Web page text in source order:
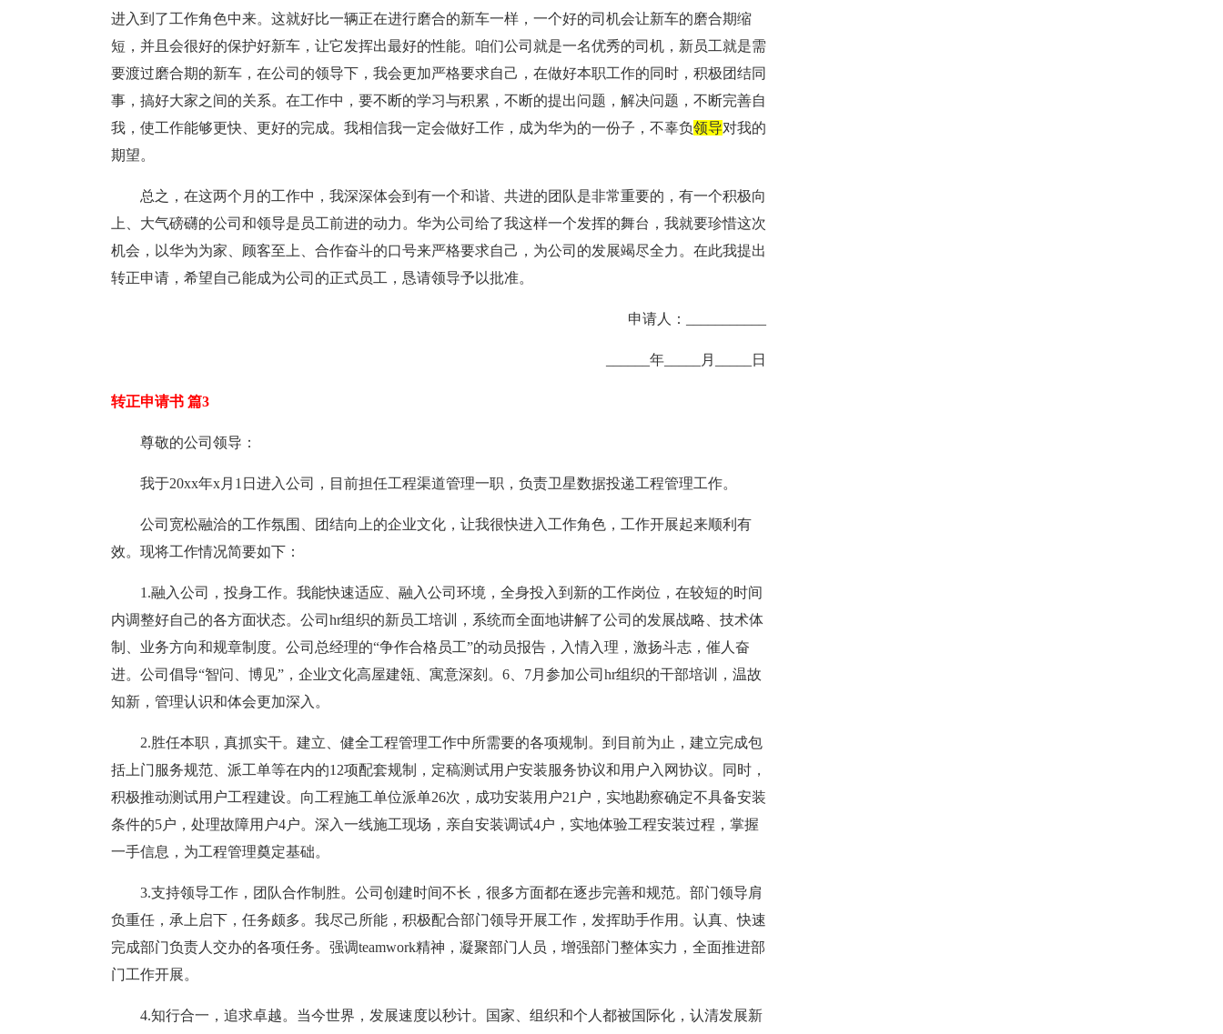
进入到了工作角色中来。这就好比一辆正在进行磨合的新车一样，一个好的司机会让新车的磨合期缩
短，并且会很好的保护好新车，让它发挥出最好的性能。咱们公司就是一名优秀的司机，新员工就是需
要渡过磨合期的新车，在公司的领导下，我会更加严格要求自己，在做好本职工作的同时，积极团结同
事，搞好大家之间的关系。在工作中，要不断的学习与积累，不断的提出问题，解决问题，不断完善自
我，使工作能够更快、更好的完成。我相信我一定会做好工作，成为华为的一份子，不辜负领导对我的
期望。
总之，在这两个月的工作中，我深深体会到有一个和谐、共进的团队是非常重要的，有一个积极向
上、大气磅礴的公司和领导是员工前进的动力。华为公司给了我这样一个发挥的舞台，我就要珍惜这次
机会，以华为为家、顾客至上、合作奋斗的口号来严格要求自己，为公司的发展竭尽全力。在此我提出
转正申请，希望自己能成为公司的正式员工，恳请领导予以批准。
申请人：___________
______年_____月_____日
转正申请书 篇3
尊敬的公司领导：
我于20xx年x月1日进入公司，目前担任工程渠道管理一职，负责卫星数据投递工程管理工作。
公司宽松融洽的工作氛围、团结向上的企业文化，让我很快进入工作角色，工作开展起来顺利有
效。现将工作情况简要如下：
1.融入公司，投身工作。我能快速适应、融入公司环境，全身投入到新的工作岗位，在较短的时间
内调整好自己的各方面状态。公司hr组织的新员工培训，系统而全面地讲解了公司的发展战略、技术体
制、业务方向和规章制度。公司总经理的“争作合格员工”的动员报告，入情入理，激扬斗志，催人奋
进。公司倡导“智问、博见”，企业文化高屋建瓴、寓意深刻。6、7月参加公司hr组织的干部培训，温故
知新，管理认识和体会更加深入。
2.胜任本职，真抓实干。建立、健全工程管理工作中所需要的各项规制。到目前为止，建立完成包
括上门服务规范、派工单等在内的12项配套规制，定稿测试用户安装服务协议和用户入网协议。同时，
积极推动测试用户工程建设。向工程施工单位派单26次，成功安装用户21户，实地勘察确定不具备安装
条件的5户，处理故障用户4户。深入一线施工现场，亲自安装调试4户，实地体验工程安装过程，掌握
一手信息，为工程管理奠定基础。
3.支持领导工作，团队合作制胜。公司创建时间不长，很多方面都在逐步完善和规范。部门领导肩
负重任，承上启下，任务颇多。我尽己所能，积极配合部门领导开展工作，发挥助手作用。认真、快速
完成部门负责人交办的各项任务。强调teamwork精神，凝聚部门人员，增强部门整体实力，全面推进部
门工作开展。
4.知行合一，追求卓越。当今世界，发展速度以秒计。国家、组织和个人都被国际化，认清发展新